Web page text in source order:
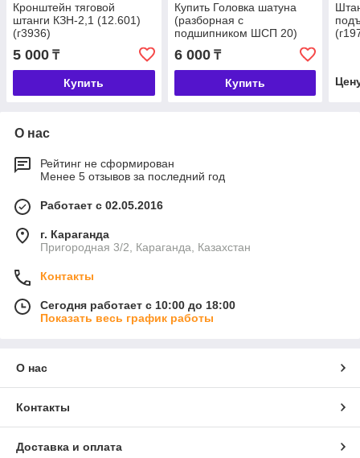
Кронштейн тяговой
штанги КЗН-2,1 (12.601)
(г3936)
5 000 ₸
Купить
Купить Головка шатуна
(разборная с
подшипником ШСП 20)
(КЗНМ.17.010) (г1169)
6 000₸
Купить
О нас
Рейтинг не сформирован
Менее 5 отзывов за последний год
Работает с 02.05.2016
г. Караганда
Пригородная 3/2, Караганда, Казахстан
Контакты
Сегодня работает с 10:00 до 18:00
Показать весь график работы
О нас
Контакты
Доставка и оплата